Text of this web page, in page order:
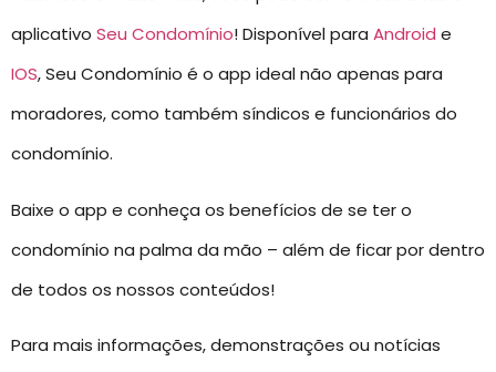
aplicativo Seu Condomínio! Disponível para Android e
IOS, Seu Condomínio é o app ideal não apenas para
moradores, como também síndicos e funcionários do
condomínio.
Baixe o app e conheça os benefícios de se ter o
condomínio na palma da mão – além de ficar por dentro
de todos os nossos conteúdos!
Para mais informações, demonstrações ou notícias